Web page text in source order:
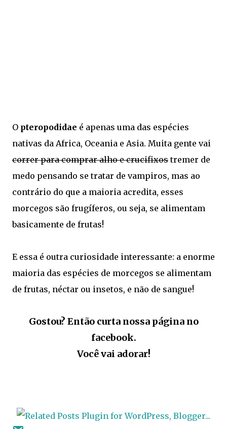
O pteropodidae é apenas uma das espécies
nativas da Africa, Oceania e Asia. Muita gente vai
correr para comprar alho e crucifixostremer de
medo pensando se tratar de vampiros, mas ao
contrário do que a maioria acredita, esses
morcegos são frugíferos, ou seja, se alimentam
basicamente de frutas!
E essa é outra curiosidade interessante: a enorme
maioria das espécies de morcegos se alimentam
de frutas, néctar ou insetos, e não de sangue!
Gostou? Então curta nossa página no
facebook.
Você vai adorar!